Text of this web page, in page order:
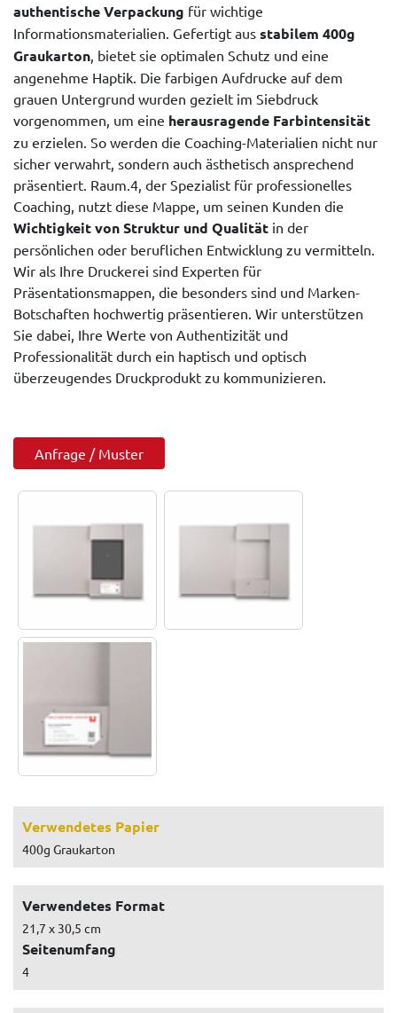
authentische Verpackung für wichtige
Informationsmaterialien. Gefertigt aus stabilem 400g
Graukarton , bietet sie optimalen Schutz und eine
angenehme Haptik. Die farbigen Aufdrucke auf dem
grauen Untergrund wurden gezielt im Siebdruck
vorgenommen, um eine herausragende Farbintensität
zu erzielen. So werden die Coaching-Materialien nicht nur
sicher verwahrt, sondern auch ästhetisch ansprechend
präsentiert. Raum.4, der Spezialist für professionelles
Coaching, nutzt diese Mappe, um seinen Kunden die
Wichtigkeit von Struktur und Qualität in der
persönlichen oder beruflichen Entwicklung zu vermitteln.
Wir als Ihre Druckerei sind Experten für
Präsentationsmappen, die besonders sind und Marken-
Botschaften hochwertig präsentieren. Wir unterstützen
Sie dabei, Ihre Werte von Authentizität und
Professionalität durch ein haptisch und optisch
überzeugendes Druckprodukt zu kommunizieren.
Anfrage / Muster
Verwendetes Papier
400g Graukarton
Verwendetes Format
21,7 x 30,5 cm
Seitenumfang
4